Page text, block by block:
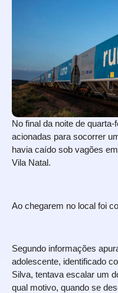
No final da noite de
acionadas para socorrer
havia caído sob vagões
Vila Natal.
Ao chegarem no local foi
Segundo informações
adolescente, identificado
Silva, tentava escalar um
qual motivo, quando se